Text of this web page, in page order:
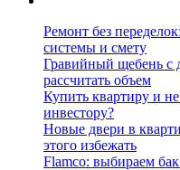
Ремонт без
системы и смету
Гравийный щебень с
рассчитать объем
Купить квартиру и
инвестору?
Новые двери в
этого избежать
Flamco: выбираем